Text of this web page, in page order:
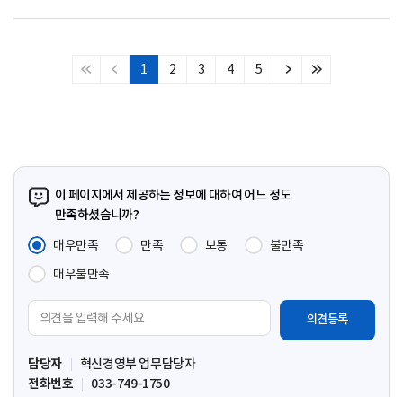
처
이
1 2 3 4 5
다
마
이 페이지에서 제공하는 정보에 대하여 어느 정도
만족하셨습니까?
매우만족
만족 보통
불만족
매우불만족
견
입
력
담당자
혁신경영부 업무담당자
전화번호
033-749-1750